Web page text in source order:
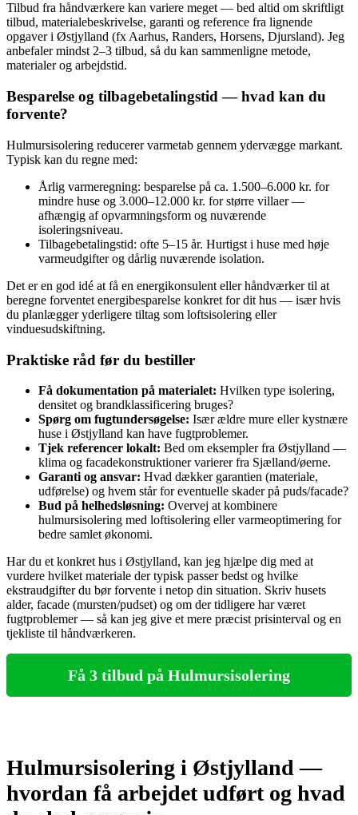
Tilbud fra håndværkere kan variere meget — bed altid om skriftligt
tilbud, materialebeskrivelse, garanti og reference fra lignende
opgaver i Østjylland (fx Aarhus, Randers, Horsens, Djursland). Jeg
anbefaler mindst 2–3 tilbud, så du kan sammenligne metode,
materialer og arbejdstid.
Besparelse og tilbagebetalingstid — hvad kan du
forvente?
Hulmursisolering reducerer varmetab gennem ydervægge markant.
Typisk kan du regne med:
Årlig varmeregning: besparelse på ca. 1.500–6.000 kr. for
mindre huse og 3.000–12.000 kr. for større villaer —
afhængig af opvarmningsform og nuværende
isoleringsniveau.
Tilbagebetalingstid: ofte 5–15 år. Hurtigst i huse med høje
varmeudgifter og dårlig nuværende isolation.
Det er en god idé at få en energikonsulent eller håndværker til at
beregne forventet energibesparelse konkret for dit hus — især hvis
du planlægger yderligere tiltag som loftsisolering eller
vinduesudskiftning.
Praktiske råd før du bestiller
Få dokumentation på materialet: Hvilken type isolering,
densitet og brandklassificering bruges?
Spørg om fugtundersøgelse: Især ældre mure eller kystnære
huse i Østjylland kan have fugtproblemer.
Tjek referencer lokalt: Bed om eksempler fra Østjylland —
klima og facadekonstruktioner varierer fra Sjælland/øerne.
Garanti og ansvar: Hvad dækker garantien (materiale,
udførelse) og hvem står for eventuelle skader på puds/facade?
Bud på helhedsløsning: Overvej at kombinere
hulmursisolering med loftisolering eller varmeoptimering for
bedre samlet økonomi.
Har du et konkret hus i Østjylland, kan jeg hjælpe dig med at
vurdere hvilket materiale der typisk passer bedst og hvilke
ekstraudgifter du bør forvente i netop din situation. Skriv husets
alder, facade (mursten/pudset) og om der tidligere har været
fugtproblemer — så kan jeg give et mere præcist prisinterval og en
tjekliste til håndværkeren.
Få 3 tilbud på Hulmursisolering
Hulmursisolering i Østjylland —
hvordan få arbejdet udført og hvad